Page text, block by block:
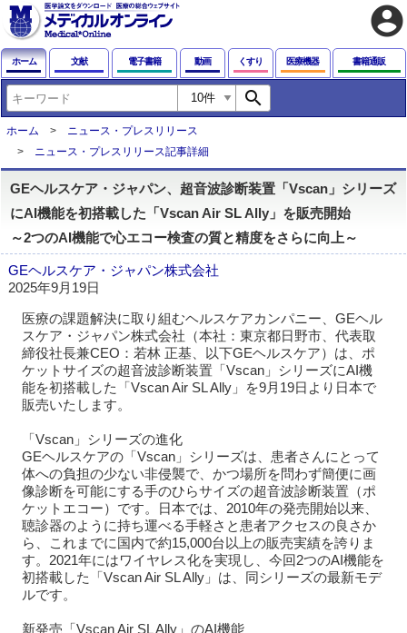
account_circle
ホーム 文献 電子書籍 動画 くすり 医療機器 書籍通販
search
ホーム
ニュース・プレスリリース
ニュース・プレスリリース記事詳細
GEヘルスケア・ジャパン、超音波診断装置「Vscan」シリーズ
にAI機能を初搭載した「Vscan Air SL Ally」を販売開始
～2つのAI機能で心エコー検査の質と精度をさらに向上～
GEヘルスケア・ジャパン株式会社
2025年9月19日
医療の課題解決に取り組むヘルスケアカンパニー、GEヘル
スケア・ジャパン株式会社（本社：東京都日野市、代表取
締役社長兼CEO：若林 正基、以下GEヘルスケア）は、ポ
ケットサイズの超音波診断装置「Vscan」シリーズにAI機
能を初搭載した「Vscan Air SL Ally」を9月19日より日本で
販売いたします。
「Vscan」シリーズの進化
GEヘルスケアの「Vscan」シリーズは、患者さんにとって
体への負担の少ない非侵襲で、かつ場所を問わず簡便に画
像診断を可能にする手のひらサイズの超音波診断装置（ポ
ケットエコー）です。日本では、2010年の発売開始以来、
聴診器のように持ち運べる手軽さと患者アクセスの良さか
ら、これまでに国内で約15,000台以上の販売実績を誇りま
す。2021年にはワイヤレス化を実現し、今回2つのAI機能を
初搭載した「Vscan Air SL Ally」は、同シリーズの最新モデ
ルです。
新発売「Vscan Air SL Ally」のAI機能